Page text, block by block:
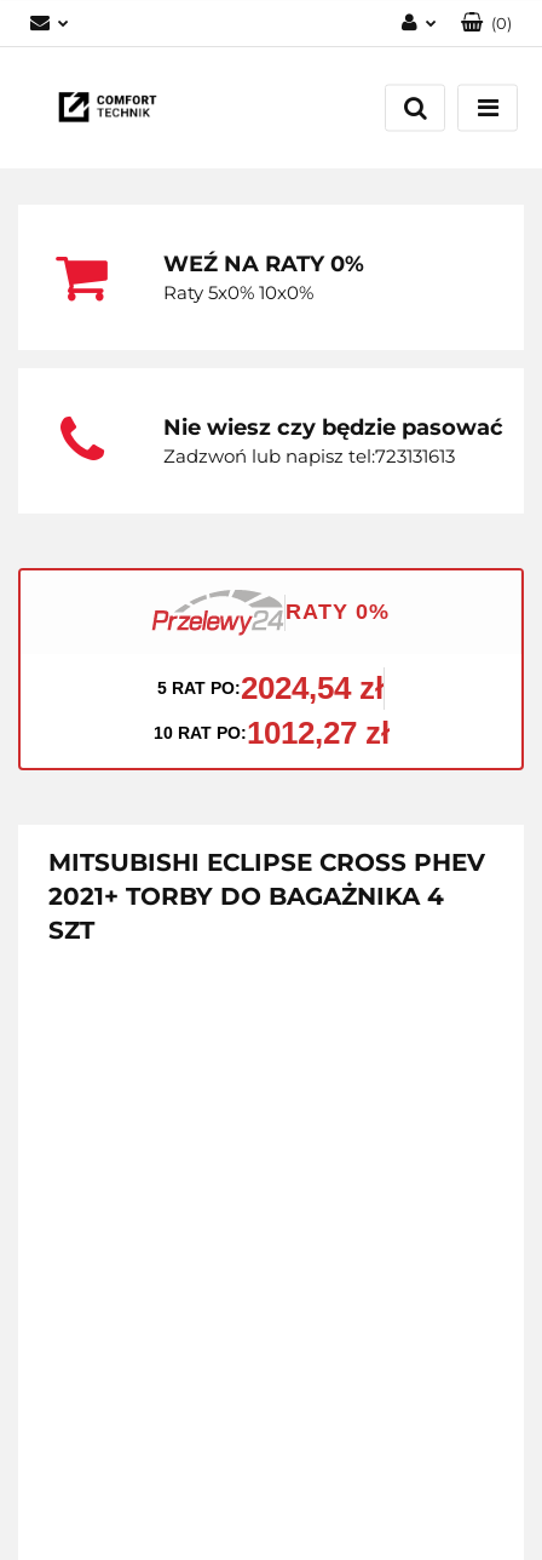
Zaloguj się
Zarejestruj się
(0)
WEŹ NA RATY 0%
Raty 5x0% 10x0%
Nie wiesz czy będzie pasować
Zadzwoń lub napisz tel:723131613
RATY 0%
5 RAT PO:2024,54 zł
10 RAT PO:1012,27 zł
MITSUBISHI ECLIPSE CROSS PHEV
2021+ TORBY DO BAGAŻNIKA 4
SZT